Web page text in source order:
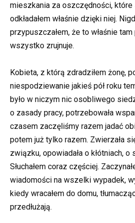
mieszkania za oszczędności,
odkładałem właśnie dzięki niej.
przypuszczałem, że to właśnie tam
wszystko zrujnuje.
Kobieta, z którą zdradziłem żonę,
niespodziewanie jakieś pół roku
było w niczym nic osobliwego
o zasady pracy, potrzebowała
czasem zaczęliśmy razem jadać
potem już tylko razem. Zwierzała
związku, opowiadała o kłótniach,
Słuchałem coraz częściej.
wiadomości na wszelki wypadek,
kiedy wracałem do domu,
przedłużają.